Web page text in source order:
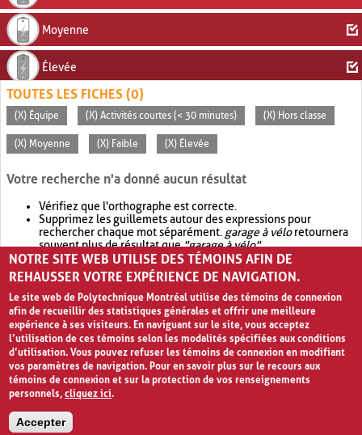
Moyenne
Élevée
TOUTES LES FICHES (0)
(X) Équipe (X) Activités courtes (< 30 minutes) (X) Hors classe
(X) Moyenne (X) Faible (X) Élevée
Votre recherche n'a donné aucun résultat
Vérifiez que l'orthographe est correcte.
Supprimez les guillemets autour des expressions pour
rechercher chaque mot séparément. garage à véloretournera
souvent plus de résultat que"garage à vélo".
Envisagez d'élargir votre recherche avec OR.garage OR vélo
retournera souvent plus de résultat quegarage à vélo
NOTRE SITE WEB UTILISE DES TÉMOINS AFIN DE
REHAUSSER VOTRE EXPÉRIENCE DE NAVIGATION.
Le site web de Polytechnique Montréal utilise des témoins de connexion
afin de recueillir des statistiques générales et offrir une meilleure
expérience à ses visiteurs. En naviguant sur le site, vous acceptez
l’utilisation de ces témoins selon les modalités spécifiées aux conditions
d’utilisation. Vous pouvez refuser les témoins de connexion en modifiant
vos paramètres de navigation. Pour en savoir plus sur le recours aux
témoins de connexion et sur la protection de vos renseignements
personnels,cliquez ici.
Accepter